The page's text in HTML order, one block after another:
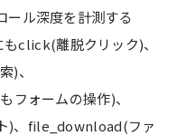
ール深度を計測する
click(離脱クリック)、
)、
ォームの操作)、
)、file_download(ファ